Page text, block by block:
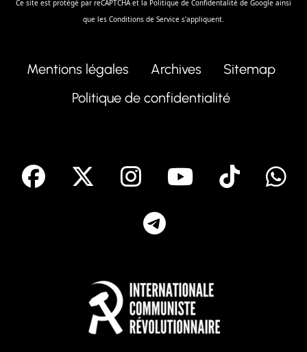
Ce site est protégé par reCAPTCHA et la Politique de Confidentalité de Google ainsi
que les Conditions de Service s'appliquent.
Mentions légales Archives
Sitemap
Politique de confidentialité
facebook Instagram
Youtube
Tik